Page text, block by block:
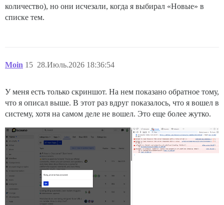
количество), но они исчезали, когда я выбирал «Новые» в
списке тем.
Moin 28.Июль.2026 18:36:54
15
У меня есть только скриншот. На нем показано обратное тому,
что я описал выше. В этот раз вдруг показалось, что я вошел в
систему, хотя на самом деле не вошел. Это еще более жутко.